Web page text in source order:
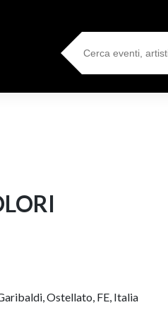
Search
for:
Ostellato, FE, Italia